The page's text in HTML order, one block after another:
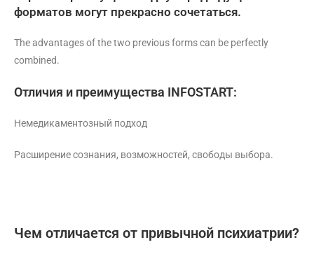
форматов могут прекрасно сочетаться.
The advantages of the two previous forms can be perfectly
combined.
Отличия и преимущества INFOSTART:
Немедикаментозный подход
Расширение сознания, возможностей, свободы выбора.
Чем отличается от привычной психиатрии?